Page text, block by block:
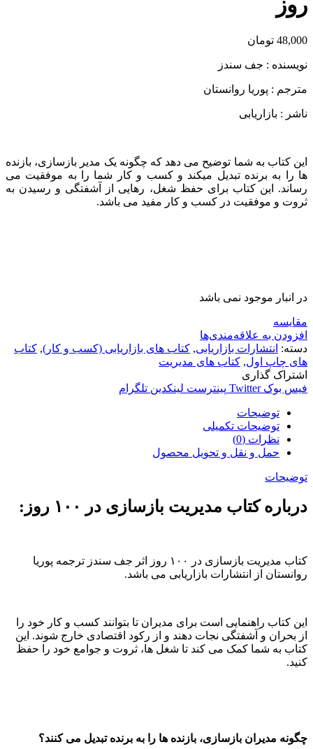
48,000 تومان
نویسنده : جف سندز
مترجم : پوریا روانستان
ناشر : بازاریابی
این کتاب به شما توضیح می دهد که چگونه یک مدیر بازسازی، بازنده
ها را به برنده تبدیل میکند و کسب و کار شما را به موفقیت می
رساند‌. این کتاب برای حفظ شغل، رهایی از آشفتگی و رسیدن به
ثروت و موفقیت در کسب و کار مفید می باشد.
در انبار موجود نمی باشد
مقایسه
افزودن به علاقه‌مندی‌ها
دسته: انتشارات بازاریابی, کتاب های بازاریابی (کسب و کار), کتاب
های چاپ اول, کتاب های مدیریت
اشتراک گذاری
فیس بوک Twitter پینترست لینکدین تلگرام
توضیحات
توضیحات تکمیلی
نظرات (0)
حمل و نقل و تحویل محصول
توضیحات
درباره کتاب مدیریت بازسازی در ۱۰۰ روز:
کتاب مدیریت بازسازی در ۱۰۰ روز اثر جف سندز ترجمه پوریا
روانستان از انتشارات بازاریابی می باشد.
این کتاب راهنمایی است برای مدیران تا بتوانند کسب و کار خود را
از بحران و آشفتگی نجات دهند و از رکود اقتصادی خارج شوند. این
کتاب به شما کمک می کند تا شغل ها، ثروت و جوامع خود را حفظ
کنید.
چگونه مدیران بازسازی، بازنده ها را به برنده تبدیل می کنند؟